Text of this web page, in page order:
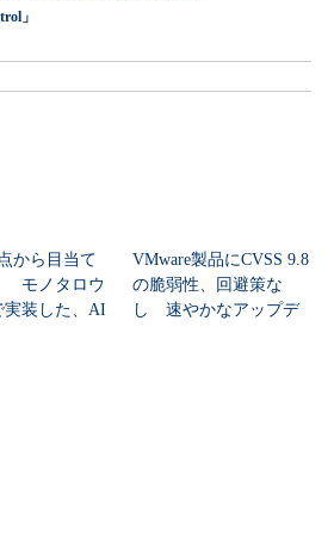
」
から目当て
モノタロウ
実装した、AI
VMware製品にCVSS 9.8
の脆弱性、回避策な
し 速やかなアップデ